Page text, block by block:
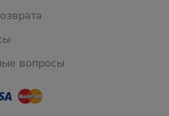
вопросы